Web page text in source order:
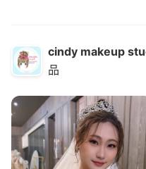
cindy makeup
品